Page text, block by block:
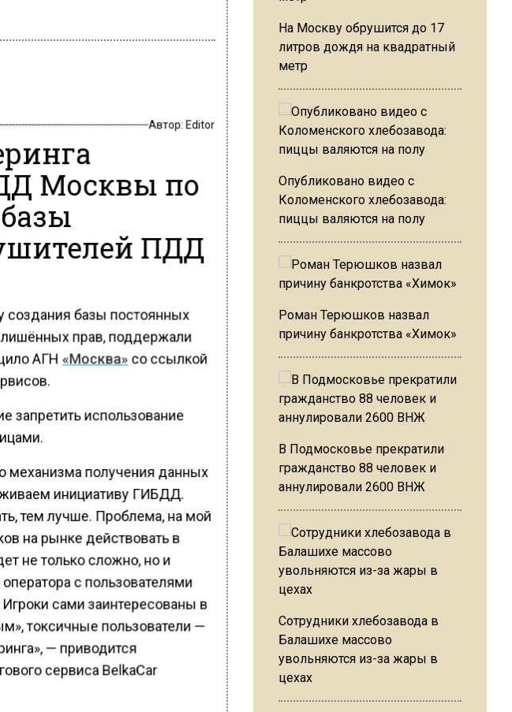
Автор:Editor
Москвы по
ПДД
базы постоянных
прав, поддержали
АГН «Москва» со ссылкой
запретить использование
механизма получения данных
инициативу ГИБДД.
тем лучше. Проблема, на мой
на рынке действовать в
не только сложно, но и
с пользователями
сами заинтересованы в
токсичные пользователи —
— приводится
сервиса BelkaCar
На Москву обрушится до 17
литров дождя на квадратный
метр
Опубликовано видео с
Коломенского хлебозавода:
пиццы валяются на полу
Роман Терюшков назвал
причину банкротства «Химок»
В Подмосковье прекратили
гражданство 88 человек и
аннулировали 2600 ВНЖ
Сотрудники хлебозавода в
Балашихе массово
увольняются из-за жары в
цехах